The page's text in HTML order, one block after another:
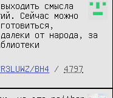
смысла
Сейчас можно
от народа, за
BH4 / 4797